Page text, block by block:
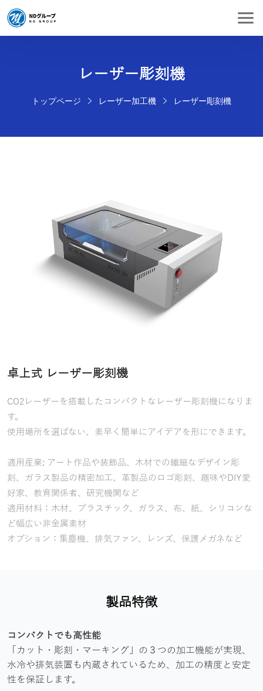
レーザー彫刻機
トップページ レーザー加工機 レーザー彫刻機
卓上式 レーザー彫刻機
CO2レーザーを搭載したコンパクトなレーザー彫刻機になりま
す。
使用場所を選ばない、素早く簡単にアイデアを形にできます。
適用産業: アート作品や装飾品、木材での繊細なデザイン彫
刻、ガラス製品の精密加工、革製品のロゴ彫刻、趣味やDIY愛
好家、教育関係者、研究機関など
適用材料：木材、プラスチック、ガラス、布、紙、シリコンな
ど幅広い非金属素材
オプション：集塵機、排気ファン、レンズ、保護メガネなど
製品特徴
コンパクトでも高性能
「カット・彫刻・マーキング」の３つの加工機能が実現、
水冷や排気装置も内蔵されているため、加工の精度と安定
性を保証します。